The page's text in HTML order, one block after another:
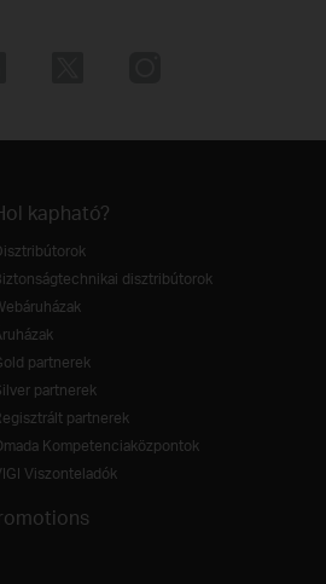
kapható?
disztribútorok
partnerek
partnerek
partnerek
Kompetenciaközpontok
Viszonteladók